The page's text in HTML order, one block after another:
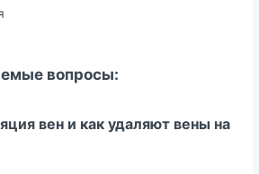
вопросы:
вен и как удаляют вены на